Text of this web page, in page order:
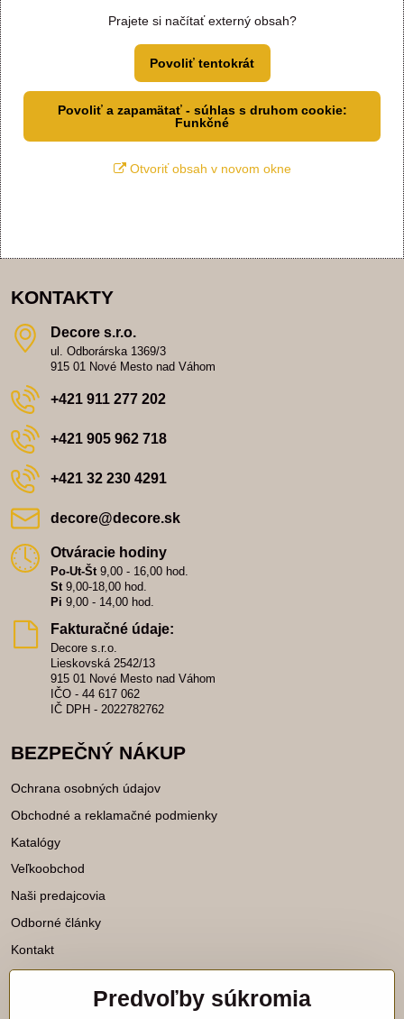
Prajete si načítať externý obsah?
Povoliť tentokrát
Povoliť a zapamätať - súhlas s druhom cookie:
Funkčné
Otvoriť obsah v novom okne
KONTAKTY
Decore s​.r​.o​.
ul. Odborárska 1369/3
915 01 Nové Mesto nad Váhom
+421 911 277 202
+421 905 962 718
+421 32 230 4291
decore​@decore​.sk
Otváracie hodiny
Po-Ut-Št9,00 - 16,00 hod.
St9,00-18,00 hod.
Pi 9,00 - 14,00 hod.
Fakturačné údaje:
Decore s.r.o.
Lieskovská 2542/13
915 01 Nové Mesto nad Váhom
IČO - 44 617 062
IČ DPH - 2022782762
BEZPEČNÝ NÁKUP
Ochrana osobných údajov
Obchodné a reklamačné podmienky
Katalógy
Veľkoobchod
Naši predajcovia
Odborné články
Kontakt
Katalógy na stiahnutie
Predvoľby súkromia